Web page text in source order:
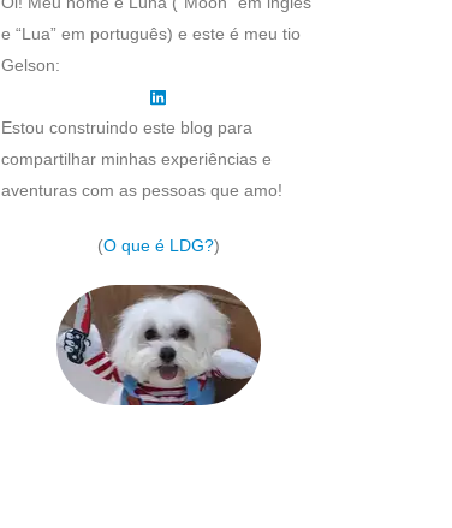
e “Lua” em português) e este é meu tio
Gelson:
Estou construindo este blog para
compartilhar minhas experiências e
aventuras com as pessoas que amo!
(O que é LDG?)